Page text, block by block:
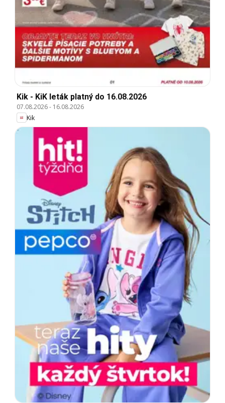
Kik - KiK leták platný do 16.08.2026
07.08.2026- 16.08.2026
Kik